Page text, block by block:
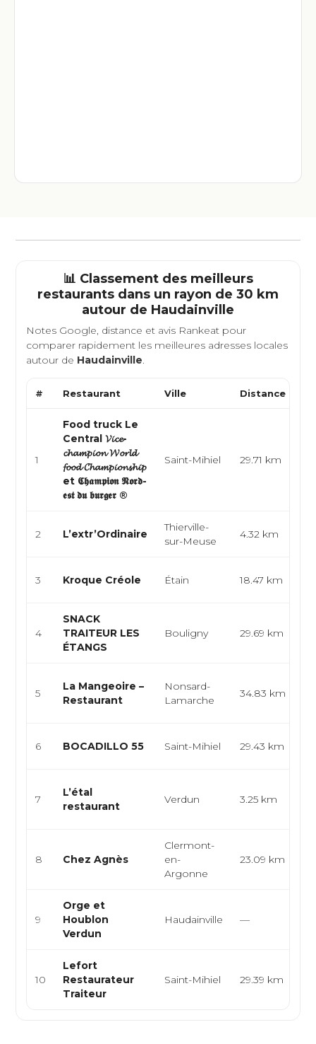
📊 Classement des meilleurs
restaurants dans un rayon de 30 km
autour de Haudainville
Notes Google, distance et avis Rankeat pour
comparer rapidement les meilleures adresses locales
autour de Haudainville.
# Restaurant Ville Distance
1
Food truck Le
Central 𝓥𝓲𝓬𝓮-
𝓬𝓱𝓪𝓶𝓹𝓲𝓸𝓷 𝓦𝓸𝓻𝓵𝓭
𝓯𝓸𝓸𝓭 𝓒𝓱𝓪𝓶𝓹𝓲𝓸𝓷𝓼𝓱𝓲𝓹
et 𝕮𝖍𝖆𝖒𝖕𝖎𝖔𝖓 𝕹𝖔𝖗𝖉-
𝖊𝖘𝖙 𝖉𝖚 𝖇𝖚𝖗𝖌𝖊𝖗 ®
Saint-Mihiel 29.71 km
2 L’extr’Ordinaire
Thierville-
sur-Meuse
4.32 km
3 Kroque Créole Étain 18.47 km
4
SNACK
TRAITEUR LES
ÉTANGS
Bouligny 29.69 km
5
La Mangeoire –
Restaurant
Nonsard-
Lamarche
34.83 km
6 BOCADILLO 55 Saint-Mihiel 29.43 km
7
L’étal
restaurant
Verdun 3.25 km
8 Chez Agnès
Clermont-
en-
Argonne
23.09 km
9
Orge et
Houblon
Verdun
Haudainville —
10
Lefort
Restaurateur
Traiteur
Saint-Mihiel 29.39 km